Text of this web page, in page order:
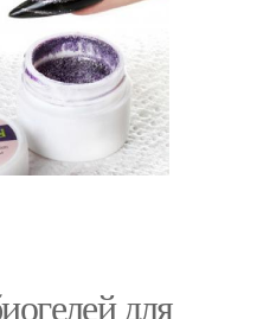
для